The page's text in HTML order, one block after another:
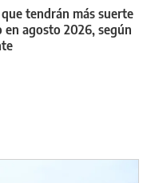
tendrán más suerte
en agosto 2026, según